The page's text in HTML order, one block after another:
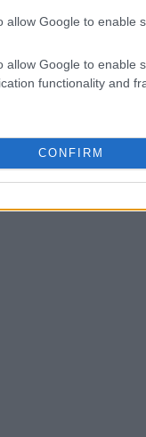
allow Google to enable
allow Google to enable
functionality and
CONFIRM
naturali; chi
cure
per leacque
trattamenti di